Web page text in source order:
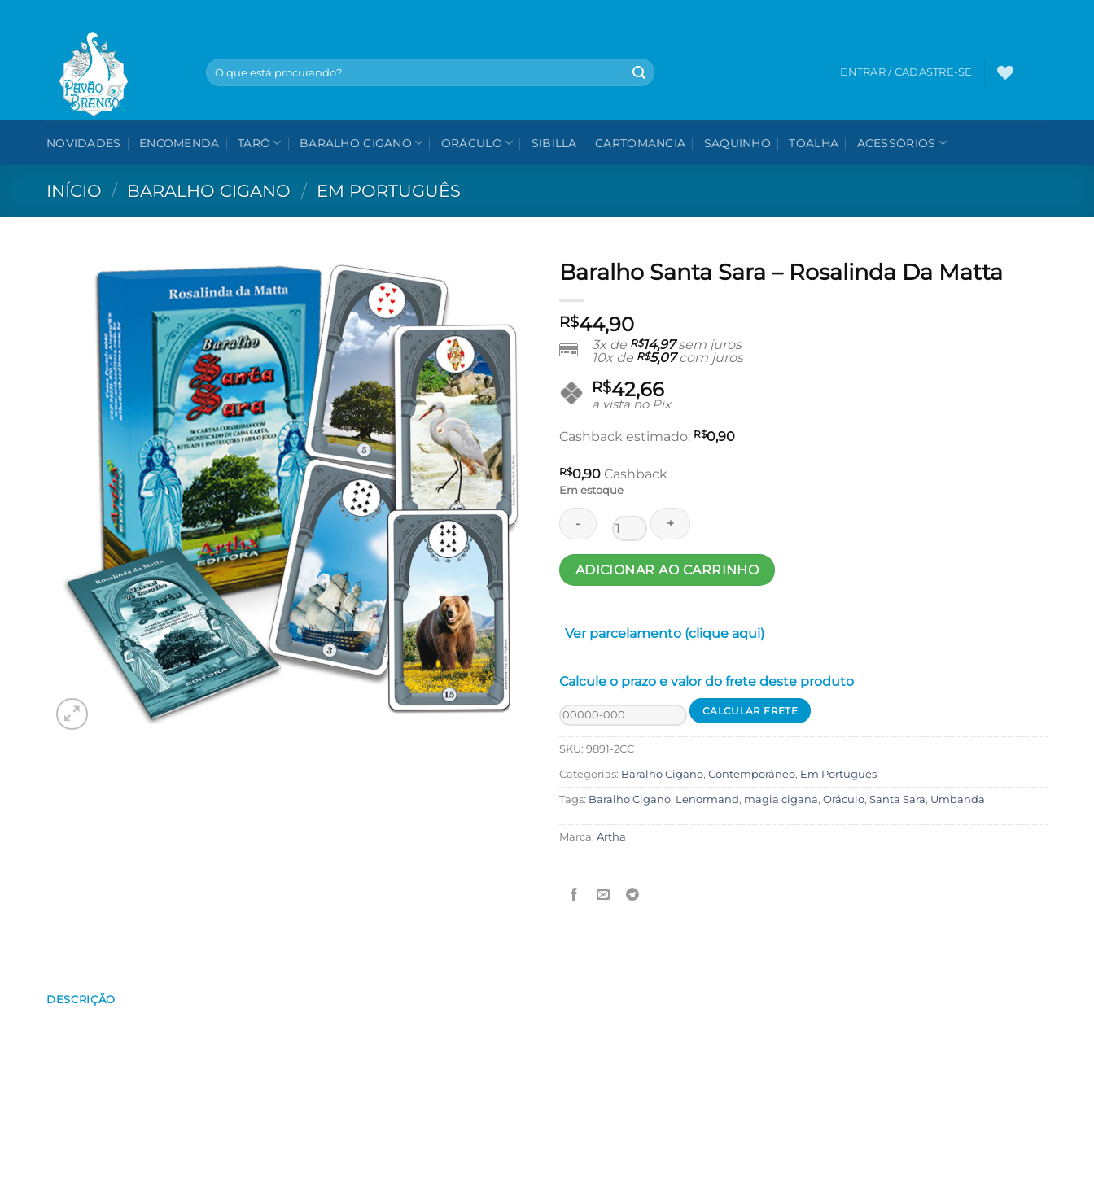
Pesquisar
por:
ENTRAR / CADASTRE-SE
NOVIDADES ENCOMENDA TARÔ BARALHO CIGANO ORÁCULO SIBILLA CARTOMANCIA SAQUINHO TOALHA ACESSÓRIOS
INÍCIO / BARALHO CIGANO / EM PORTUGUÊS
desejos
Baralho Santa Sara – Rosalinda Da Matta
R$44,90
3x de R$14,97sem juros
10x de R$5,07com juros
R$42,66
à vista no Pix
Cashback estimado: R$0,90
R$0,90 Cashback
Em estoque
Baralho
Santa
Rosalinda
Matta
quantidade
ADICIONAR AO CARRINHO
Ver parcelamento (clique aqui)
Calcule o prazo e valor do frete deste produto
SKU: 9891-2CC
Categorias: Baralho Cigano, Contemporâneo, Em Português
Tags: Baralho Cigano, Lenormand, magia cigana, Oráculo, Santa Sara, Umbanda
Marca: Artha
DESCRIÇÃO